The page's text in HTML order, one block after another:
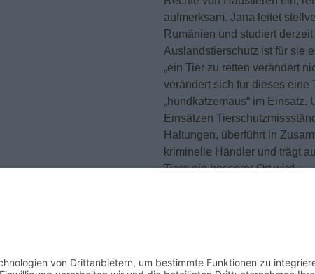
aufmerksam. Jana leitet
Rumänien und studiert
Auslandstierschutz ist für sie
„ein Tier zu retten verändert
verändert sich für dieses eine
„hundkatzemaus“ im
Einsätzen
Haltungen, überführt in
kriminelle Händler und trägt
Tiere ein besserer Ort wird.